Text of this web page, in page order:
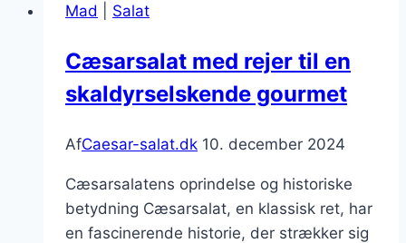
frokost
Mad Salat
Cæsarsalat med rejer til en
skaldyrselskende gourmet
AfCaesar-salat.dk 10. december 2024
Cæsarsalatens oprindelse og historiske
betydning Cæsarsalat, en klassisk ret, har
en fascinerende historie, der strækker sig